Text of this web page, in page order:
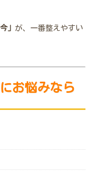
今」 が、一番整えやすい
お悩みなら